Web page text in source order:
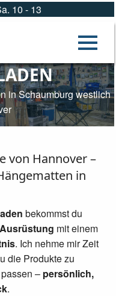
10 - 13
in Schaumburg westlich
von Hannover –
in
bekommst du
mit einem
. Ich nehme mir Zeit
die Produkte zu
– persönlich,
.